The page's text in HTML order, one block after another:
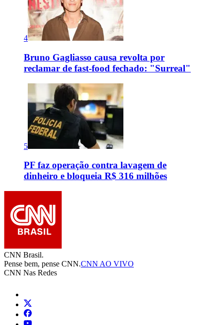
4
Bruno Gagliasso causa revolta por
reclamar de fast-food fechado: "Surreal"
5
PF faz operação contra lavagem de
dinheiro e bloqueia R$ 316 milhões
CNN Brasil.
Pense bem, pense CNN.CNN AO VIVO
CNN Nas Redes